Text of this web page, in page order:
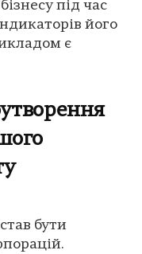
під час
його
є
бути